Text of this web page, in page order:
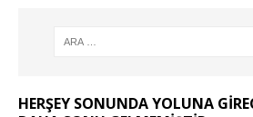
HERŞEY SONUNDA YOLUNA